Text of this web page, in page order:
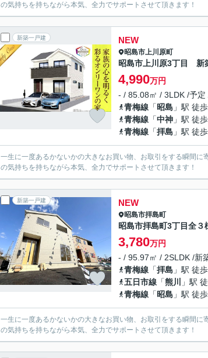
の気持ちを持ちながら本気、全力でサポートさせて頂きます！
新築一戸建 NEW
昭島市上川原町
昭島市上川原3丁目 新
4,990万円
- / 85.08㎡ / 3LDK /予定
青梅線 「昭島 」駅 徒
青梅線 「中神 」駅 徒
青梅線 「拝島 」駅 徒
一生に一度あるかないかの大きなお買い物、お取引をする瞬間に
の気持ちを持ちながら本気、全力でサポートさせて頂きます！
新築一戸建 NEW
昭島市拝島町
昭島市拝島町3丁目全
3,780万円
- / 95.97㎡ / 2SLDK /新
青梅線 「拝島 」駅 徒
五日市線 「熊川
」駅
青梅線 「昭島 」駅 徒
一生に一度あるかないかの大きなお買い物、お取引をする瞬間に
の気持ちを持ちながら本気、全力でサポートさせて頂きます！